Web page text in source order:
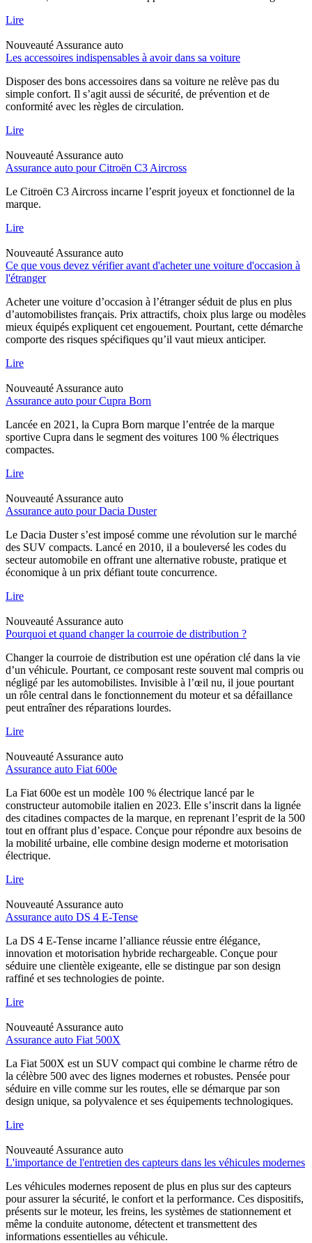
Lire
Nouveauté Assurance auto
Les accessoires indispensables à avoir dans sa voiture
Disposer des bons accessoires dans sa voiture ne relève pas du
simple confort. Il s’agit aussi de sécurité, de prévention et de
conformité avec les règles de circulation.
Lire
Nouveauté Assurance auto
Assurance auto pour Citroën C3 Aircross
Le Citroën C3 Aircross incarne l’esprit joyeux et fonctionnel de la
marque.
Lire
Nouveauté Assurance auto
Ce que vous devez vérifier avant d'acheter une voiture d'occasion à
l'étranger
Acheter une voiture d’occasion à l’étranger séduit de plus en plus
d’automobilistes français. Prix attractifs, choix plus large ou modèles
mieux équipés expliquent cet engouement. Pourtant, cette démarche
comporte des risques spécifiques qu’il vaut mieux anticiper.
Lire
Nouveauté Assurance auto
Assurance auto pour Cupra Born
Lancée en 2021, la Cupra Born marque l’entrée de la marque
sportive Cupra dans le segment des voitures 100 % électriques
compactes.
Lire
Nouveauté Assurance auto
Assurance auto pour Dacia Duster
Le Dacia Duster s’est imposé comme une révolution sur le marché
des SUV compacts. Lancé en 2010, il a bouleversé les codes du
secteur automobile en offrant une alternative robuste, pratique et
économique à un prix défiant toute concurrence.
Lire
Nouveauté Assurance auto
Pourquoi et quand changer la courroie de distribution ?
Changer la courroie de distribution est une opération clé dans la vie
d’un véhicule. Pourtant, ce composant reste souvent mal compris ou
négligé par les automobilistes. Invisible à l’œil nu, il joue pourtant
un rôle central dans le fonctionnement du moteur et sa défaillance
peut entraîner des réparations lourdes.
Lire
Nouveauté Assurance auto
Assurance auto Fiat 600e
La Fiat 600e est un modèle 100 % électrique lancé par le
constructeur automobile italien en 2023. Elle s’inscrit dans la lignée
des citadines compactes de la marque, en reprenant l’esprit de la 500
tout en offrant plus d’espace. Conçue pour répondre aux besoins de
la mobilité urbaine, elle combine design moderne et motorisation
électrique.
Lire
Nouveauté Assurance auto
Assurance auto DS 4 E-Tense
La DS 4 E-Tense incarne l’alliance réussie entre élégance,
innovation et motorisation hybride rechargeable. Conçue pour
séduire une clientèle exigeante, elle se distingue par son design
raffiné et ses technologies de pointe.
Lire
Nouveauté Assurance auto
Assurance auto Fiat 500X
La Fiat 500X est un SUV compact qui combine le charme rétro de
la célèbre 500 avec des lignes modernes et robustes. Pensée pour
séduire en ville comme sur les routes, elle se démarque par son
design unique, sa polyvalence et ses équipements technologiques.
Lire
Nouveauté Assurance auto
L'importance de l'entretien des capteurs dans les véhicules modernes
Les véhicules modernes reposent de plus en plus sur des capteurs
pour assurer la sécurité, le confort et la performance. Ces dispositifs,
présents sur le moteur, les freins, les systèmes de stationnement et
même la conduite autonome, détectent et transmettent des
informations essentielles au véhicule.